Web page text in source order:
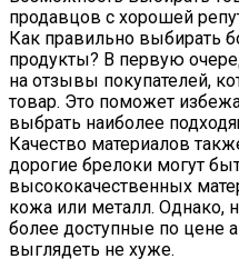
продавцов с хорошей
Как правильно выбирать
продукты? В первую
на отзывы покупателей,
товар. Это поможет
выбрать наиболее
Качество материалов
дорогие брелоки могут
высококачественных
кожа или металл. Однако,
более доступные по цене
выглядеть не хуже.